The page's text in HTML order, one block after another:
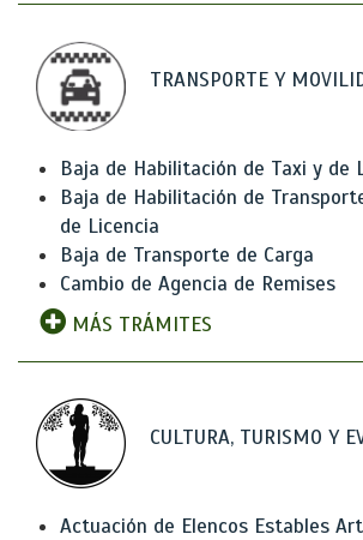
TRANSPORTE Y
Baja de Habilitación de Taxi y de
Baja de Habilitación de
de Licencia
Baja de Transporte de Carga
Cambio de Agencia de Remises
MÁS TRÁMITES
CULTURA, TURISMO Y
Actuación de Elencos Estables